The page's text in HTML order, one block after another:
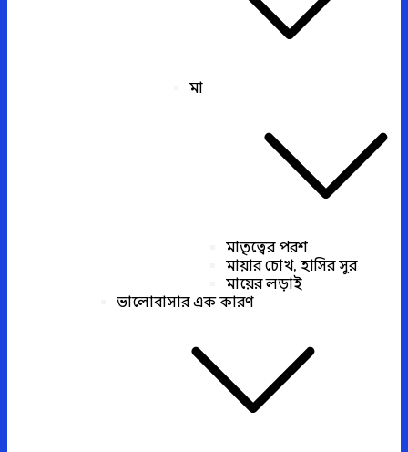
মা
মাতৃত্বের পরশ
মায়ার চোখ, হাসির সুর
মায়ের লড়াই
ভালোবাসার এক কারণ